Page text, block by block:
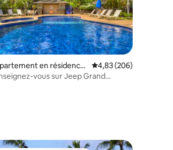
5
sur la base de 209 commentaires : 4,87 sur 5
en résidence
Évaluation moyenne
4,83 (206)
vous sur Jeep Grand